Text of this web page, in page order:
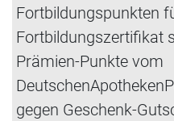
Fortbildungspunkten
Fortbildungszertifikat
Prämien-Punkte vom
gegen Geschenk-